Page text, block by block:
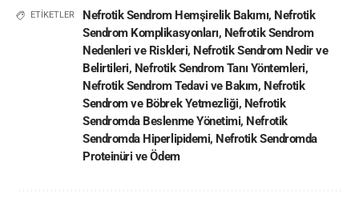
ETİKETLER Nefrotik Sendrom Hemşirelik Bakımı, Nefrotik
Sendrom Komplikasyonları, Nefrotik Sendrom
Nedenleri ve Riskleri, Nefrotik Sendrom Nedir ve
Belirtileri, Nefrotik Sendrom Tanı Yöntemleri,
Nefrotik Sendrom Tedavi ve Bakım, Nefrotik
Sendrom ve Böbrek Yetmezliği, Nefrotik
Sendromda Beslenme Yönetimi, Nefrotik
Sendromda Hiperlipidemi, Nefrotik Sendromda
Proteinüri ve Ödem